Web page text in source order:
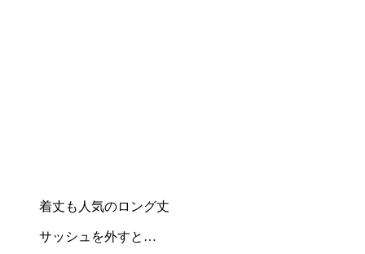
着丈も人気のロング丈
サッシュを外すと…